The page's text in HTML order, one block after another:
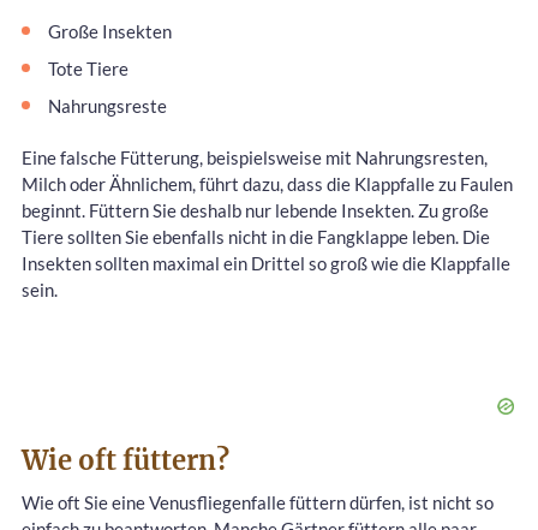
Große Insekten
Tote Tiere
Nahrungsreste
Eine falsche Fütterung, beispielsweise mit Nahrungsresten,
Milch oder Ähnlichem, führt dazu, dass die Klappfalle zu Faulen
beginnt. Füttern Sie deshalb nur lebende Insekten. Zu große
Tiere sollten Sie ebenfalls nicht in die Fangklappe leben. Die
Insekten sollten maximal ein Drittel so groß wie die Klappfalle
sein.
Wie oft füttern?
Wie oft Sie eine Venusfliegenfalle füttern dürfen, ist nicht so